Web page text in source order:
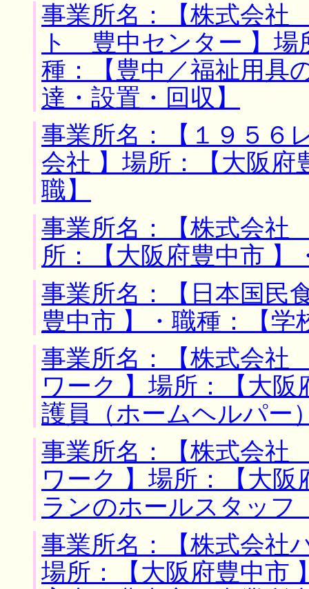
事業所名：【株式会
ト 豊中センター 】場
種：【豊中／福祉用具
達・設置・回収】
事業所名：【１９５
会社 】場所：【大阪府
職】
事業所名：【株式会
所：【大阪府豊中市
事業所名：【日本国民
豊中市 】・職種：【学
事業所名：【株式会
ワーク 】場所：【大
護員（ホームヘルパー
事業所名：【株式会
ワーク 】場所：【大
ランのホールスタッ
事業所名：【株式会社
場所：【大阪府豊中市